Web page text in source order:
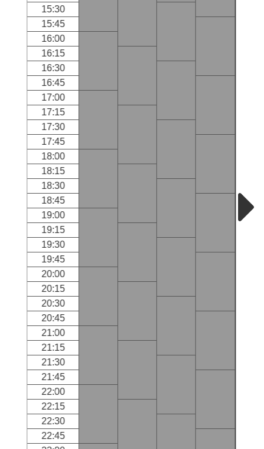
15:30
15:45
16:00
16:15
16:30
16:45
17:00
17:15
17:30
17:45
18:00
18:15
18:30
18:45
19:00
19:15
19:30
19:45
20:00
20:15
20:30
20:45
21:00
21:15
21:30
21:45
22:00
22:15
22:30
22:45